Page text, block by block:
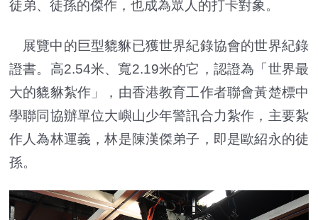
徒弟、徒孫的傑作，也成為眾人的打卡對象。
展覽中的巨型貔貅已獲世界紀錄協會的世界紀錄
證書。高2.54米、寬2.19米的它，認證為「世界最
大的貔貅紮作」，由香港教育工作者聯會黃楚標中
學聯同協辦單位大嶼山少年警訊合力紮作，主要紮
作人為林運義，林是陳漢傑弟子，即是歐紹永的徒
孫。